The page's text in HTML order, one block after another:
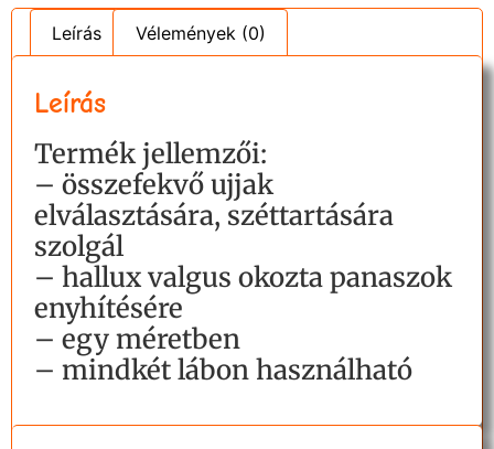
Leírás Vélemények (0)
Leírás
Termék jellemzői:
– összefekvő ujjak
elválasztására, széttartására
szolgál
– hallux valgus okozta panaszok
enyhítésére
– egy méretben
– mindkét lábon használható